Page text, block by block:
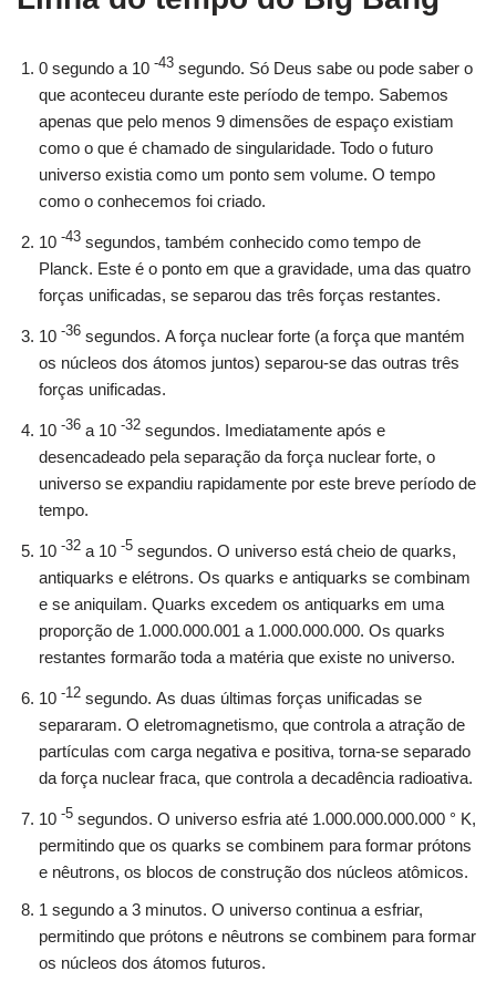
0 segundo a 10 -43 segundo. Só Deus sabe ou pode saber o
que aconteceu durante este período de tempo. Sabemos
apenas que pelo menos 9 dimensões de espaço existiam
como o que é chamado de singularidade. Todo o futuro
universo existia como um ponto sem volume. O tempo
como o conhecemos foi criado.
10 -43 segundos, também conhecido como tempo de
Planck. Este é o ponto em que a gravidade, uma das quatro
forças unificadas, se separou das três forças restantes.
10 -36 segundos. A força nuclear forte (a força que mantém
os núcleos dos átomos juntos) separou-se das outras três
forças unificadas.
10 -36 a 10 -32 segundos. Imediatamente após e
desencadeado pela separação da força nuclear forte, o
universo se expandiu rapidamente por este breve período de
tempo.
10 -32 a 10 -5 segundos. O universo está cheio de quarks,
antiquarks e elétrons. Os quarks e antiquarks se combinam
e se aniquilam. Quarks excedem os antiquarks em uma
proporção de 1.000.000.001 a 1.000.000.000. Os quarks
restantes formarão toda a matéria que existe no universo.
10 -12 segundo. As duas últimas forças unificadas se
separaram. O eletromagnetismo, que controla a atração de
partículas com carga negativa e positiva, torna-se separado
da força nuclear fraca, que controla a decadência radioativa.
10 -5 segundos. O universo esfria até 1.000.000.000.000 ° K,
permitindo que os quarks se combinem para formar prótons
e nêutrons, os blocos de construção dos núcleos atômicos.
1 segundo a 3 minutos. O universo continua a esfriar,
permitindo que prótons e nêutrons se combinem para formar
os núcleos dos átomos futuros.